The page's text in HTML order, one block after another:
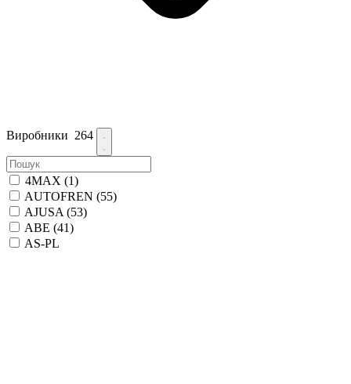
Виробники 264
4MAX (1)
AUTOFREN (55)
AJUSA (53)
ABE (41)
AS-PL